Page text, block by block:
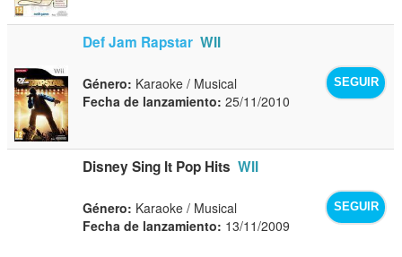
Def Jam Rapstar WII
SEGUIR
Género: Karaoke / Musical
Fecha de lanzamiento: 25/11/2010
Disney Sing It Pop Hits WII
SEGUIR
Género: Karaoke / Musical
Fecha de lanzamiento: 13/11/2009